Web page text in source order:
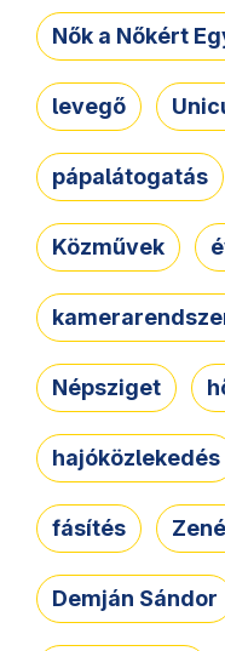
Nők a Nőkért
levegő
pápalátogatás
Közművek
Népsziget
hajóközlekedés
fásítés
Demján Sándor